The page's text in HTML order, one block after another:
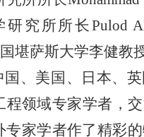
究所所长Pulod
堪萨斯大学李健教
、美国、日本、
程领域专家学者，
家学者作了精彩